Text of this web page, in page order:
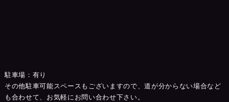
駐車場：有り
その他駐車可能スペースもございますので、道が分からない場合など
も合わせて、お気軽にお問い合わせ下さい。